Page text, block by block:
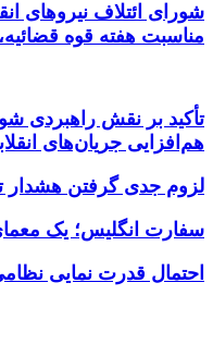
شورای ائتلاف نیروهای
مناسبت هفته قوه
تأکید بر نقش راهبردی
هم‌افزایی جریان‌های
لزوم جدی گرفتن هشدار
سفارت انگلیس؛ یک
احتمال قدرت نمایی